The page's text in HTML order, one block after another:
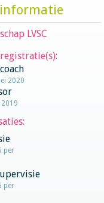
LVSC
2020
per
per